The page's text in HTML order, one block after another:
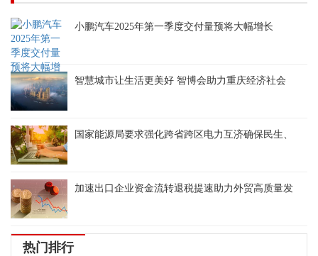
小鹏汽车2025年第一季度交付量预将大幅增长
智慧城市让生活更美好 智博会助力重庆经济社会
国家能源局要求强化跨省跨区电力互济确保民生、
加速出口企业资金流转退税提速助力外贸高质量发
热门排行